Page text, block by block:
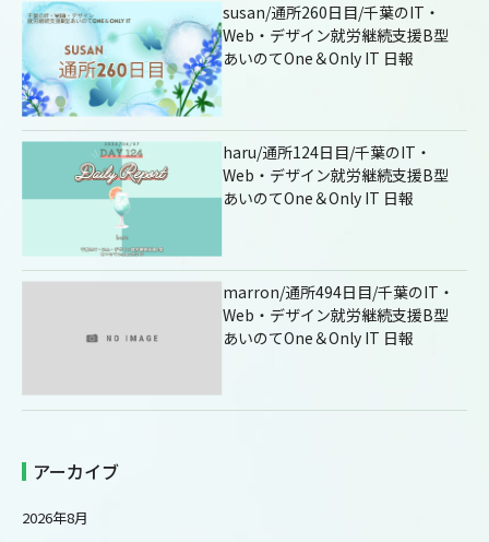
susan/通所260日目/千葉のIT・
Web・デザイン就労継続支援B型
あいのてOne＆Only IT 日報
haru/通所124日目/千葉のIT・
Web・デザイン就労継続支援B型
あいのてOne＆Only IT 日報
marron/通所494日目/千葉のIT・
Web・デザイン就労継続支援B型
あいのてOne＆Only IT 日報
アーカイブ
2026年8月